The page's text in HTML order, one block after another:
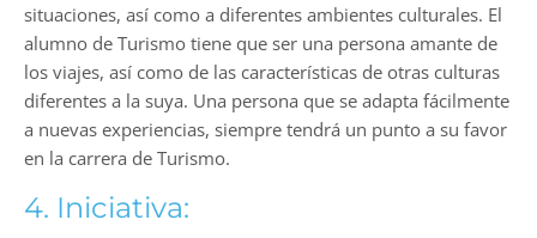
situaciones, así como a diferentes ambientes culturales. El
alumno de Turismo tiene que ser una persona amante de
los viajes, así como de las características de otras culturas
diferentes a la suya. Una persona que se adapta fácilmente
a nuevas experiencias, siempre tendrá un punto a su favor
en la carrera de Turismo.
4. Iniciativa: